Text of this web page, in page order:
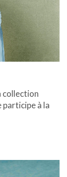
collection
participe à la